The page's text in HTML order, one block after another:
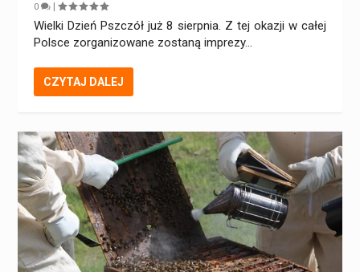
0 |
Wielki Dzień Pszczół już 8 sierpnia. Z tej okazji w całej
Polsce zorganizowane zostaną imprezy...
CZYTAJ DALEJ